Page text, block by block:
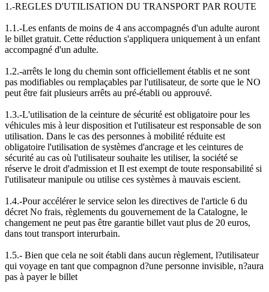
1.-REGLES D'UTILISATION DU TRANSPORT PAR ROUTE
1.1.-Les enfants de moins de 4 ans accompagnés d'un adulte auront
le billet gratuit. Cette réduction s'appliquera uniquement à un enfant
accompagné d'un adulte.
1.2.-arrêts le long du chemin sont officiellement établis et ne sont
pas modifiables ou remplaçables par l'utilisateur, de sorte que le NO
peut être fait plusieurs arrêts au pré-établi ou approuvé.
1.3.-L'utilisation de la ceinture de sécurité est obligatoire pour les
véhicules mis à leur disposition et l'utilisateur est responsable de son
utilisation. Dans le cas des personnes à mobilité réduite est
obligatoire l'utilisation de systèmes d'ancrage et les ceintures de
sécurité au cas où l'utilisateur souhaite les utiliser, la société se
réserve le droit d'admission et Il est exempt de toute responsabilité si
l'utilisateur manipule ou utilise ces systèmes à mauvais escient.
1.4.-Pour accélérer le service selon les directives de l'article 6 du
décret No frais, règlements du gouvernement de la Catalogne, le
changement ne peut pas être garantie billet vaut plus de 20 euros,
dans tout transport interurbain.
1.5.- Bien que cela ne soit établi dans aucun règlement, l?utilisateur
qui voyage en tant que compagnon d?une personne invisible, n?aura
pas à payer le billet